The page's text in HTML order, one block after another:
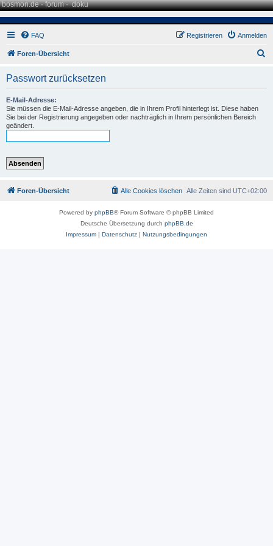
bosmon.de·forum·doku
FAQ Anmelden
Registrieren
Foren-Übersicht
Passwort zurücksetzen
E-Mail-Adresse:
Sie müssen die E-Mail-Adresse angeben, die in Ihrem Profil hinterlegt ist. Diese haben
Sie bei der Registrierung angegeben oder nachträglich in Ihrem persönlichen Bereich
geändert.
Foren-Übersicht Alle Zeiten sind UTC+02:00
Alle Cookies löschen
Powered by phpBB® Forum Software © phpBB Limited
Deutsche Übersetzung durch phpBB.de
Impressum | Datenschutz | Nutzungsbedingungen